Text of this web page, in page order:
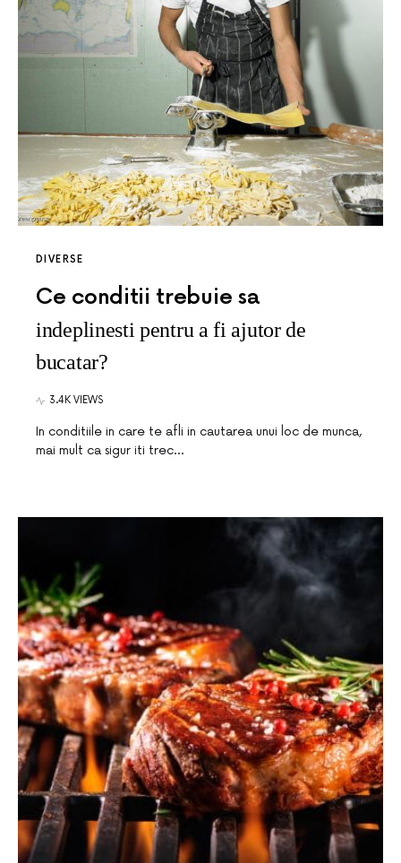
DIVERSE
Ce conditii trebuie sa
indeplinesti pentru a fi ajutor de
bucatar?
3.4K VIEWS
In conditiile in care te afli in cautarea unui loc de munca,
mai mult ca sigur iti trec…